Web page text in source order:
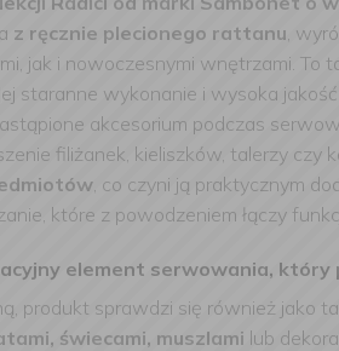
z ręcznie plecionego rattanu,
jak i nowoczesnymi wnętrzami. To
staranne wykonanie i wysoka
akcesorium podczas
filiżanek, kieliszków, talerzy
, co czyni ją praktycznym
które z powodzeniem łączy
element serwowania,
produkt sprawdzi się również jako
świecami, muszlami lub